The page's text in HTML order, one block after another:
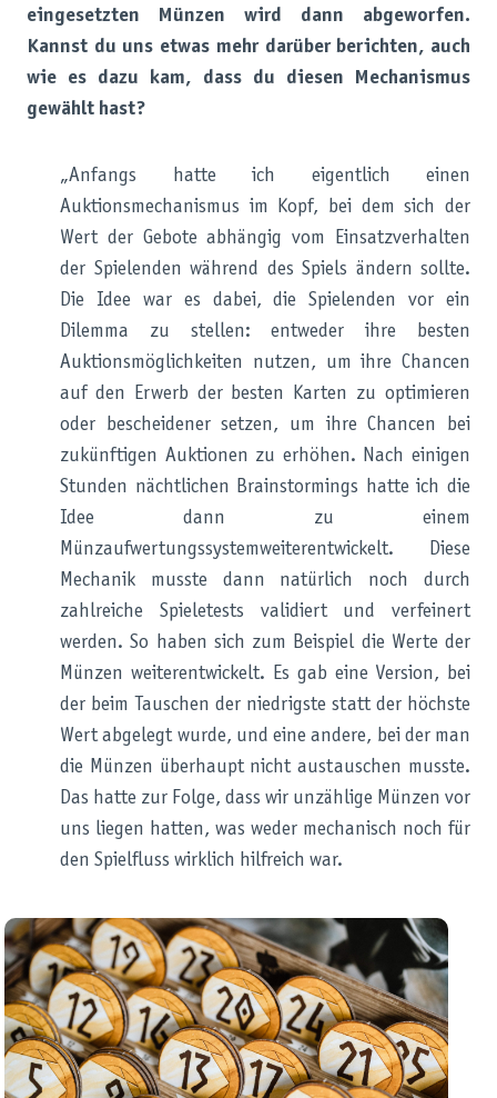
eingesetzten Münzen wird dann abgeworfen.
Kannst du uns etwas mehr darüber berichten, auch
wie es dazu kam, dass du diesen Mechanismus
gewählt hast?
„Anfangs hatte ich eigentlich einen
Auktionsmechanismus im Kopf, bei dem sich der
Wert der Gebote abhängig vom Einsatzverhalten
der Spielenden während des Spiels ändern sollte.
Die Idee war es dabei, die Spielenden vor ein
Dilemma zu stellen: entweder ihre besten
Auktionsmöglichkeiten nutzen, um ihre Chancen
auf den Erwerb der besten Karten zu optimieren
oder bescheidener setzen, um ihre Chancen bei
zukünftigen Auktionen zu erhöhen. Nach einigen
Stunden nächtlichen Brainstormings hatte ich die
Idee dann zu einem
Münzaufwertungssystemweiterentwickelt. Diese
Mechanik musste dann natürlich noch durch
zahlreiche Spieletests validiert und verfeinert
werden. So haben sich zum Beispiel die Werte der
Münzen weiterentwickelt. Es gab eine Version, bei
der beim Tauschen der niedrigste statt der höchste
Wert abgelegt wurde, und eine andere, bei der man
die Münzen überhaupt nicht austauschen musste.
Das hatte zur Folge, dass wir unzählige Münzen vor
uns liegen hatten, was weder mechanisch noch für
den Spielfluss wirklich hilfreich war.